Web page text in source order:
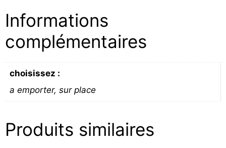
Informations
complémentaires
choisissez :
a emporter, sur place
Produits similaires